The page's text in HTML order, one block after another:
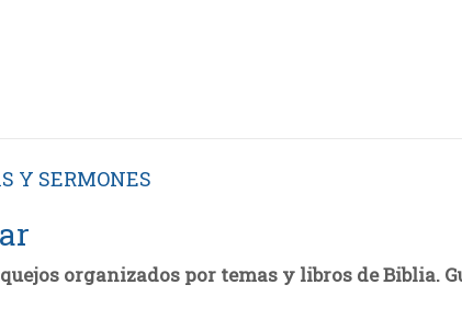
Y SERMONES
organizados por temas y libros de Biblia.